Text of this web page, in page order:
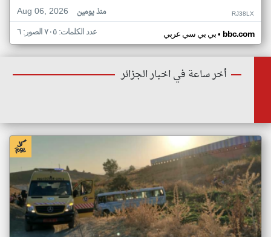
Aug 06, 2026 منذ يومين RJ38LX
بي بي سي عربي• bbc.com عدد الكلمات: ٧٠٥ الصور: ٦
أخر ساعة في اخبار الجزائر